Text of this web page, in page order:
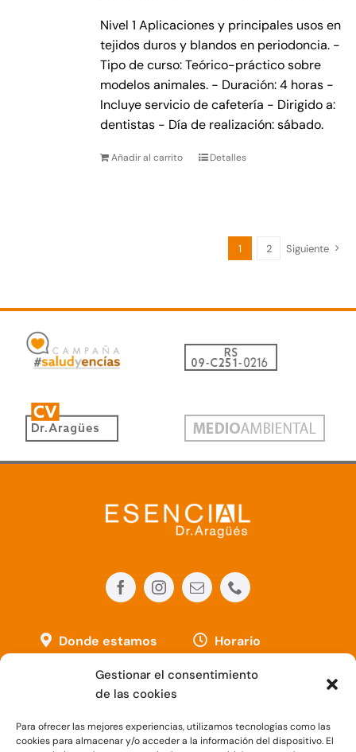
Gestionar el consentimiento
de las cookies
Para ofrecer las mejores experiencias, utilizamos tecnologías como las
cookies para almacenar y/o acceder a la información del dispositivo. El
Nivel 1 Aplicaciones y principales usos en
tejidos duros y blandos en periodoncia. -
Tipo de curso: Teórico-práctico sobre
modelos animales. - Duración: 4 horas -
Incluye servicio de cafetería - Dirigido a:
dentistas - Día de realización: sábado.
Añadir al carrito Detalles
1 2 Siguiente
Donde estamos
Avda. de la Paz, 1
(esquina Plaza
09004 – Burgos
Horario
Lunes, Martes y